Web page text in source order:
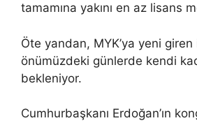
tamamına yakını en az lisans
Öte yandan, MYK’ya yeni giren
önümüzdeki günlerde kendi
bekleniyor.
Cumhurbaşkanı Erdoğan’ın